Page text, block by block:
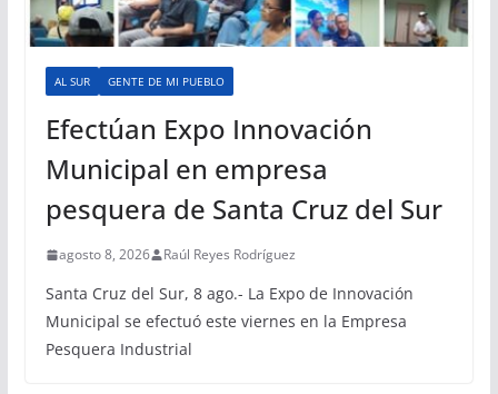
AL SUR GENTE DE MI PUEBLO
Efectúan Expo Innovación
Municipal en empresa
pesquera de Santa Cruz del Sur
agosto 8, 2026 Raúl Reyes Rodríguez
Santa Cruz del Sur, 8 ago.- La Expo de Innovación
Municipal se efectuó este viernes en la Empresa
Pesquera Industrial